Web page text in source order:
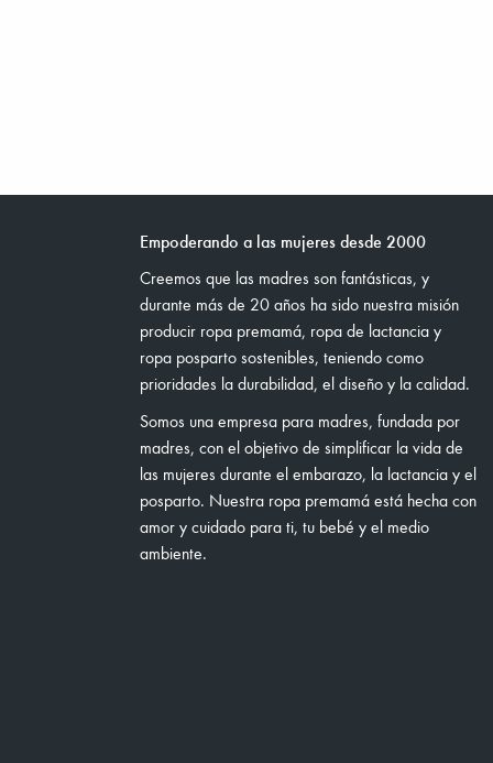
Empoderando a las mujeres desde 2000
Creemos que las madres son fantásticas, y
durante más de 20 años ha sido nuestra misión
producir ropa premamá, ropa de lactancia y
ropa posparto sostenibles, teniendo como
prioridades la durabilidad, el diseño y la calidad.
Somos una empresa para madres, fundada por
madres, con el objetivo de simplificar la vida de
las mujeres durante el embarazo, la lactancia y el
posparto. Nuestra ropa premamá está hecha con
amor y cuidado para ti, tu bebé y el medio
ambiente.